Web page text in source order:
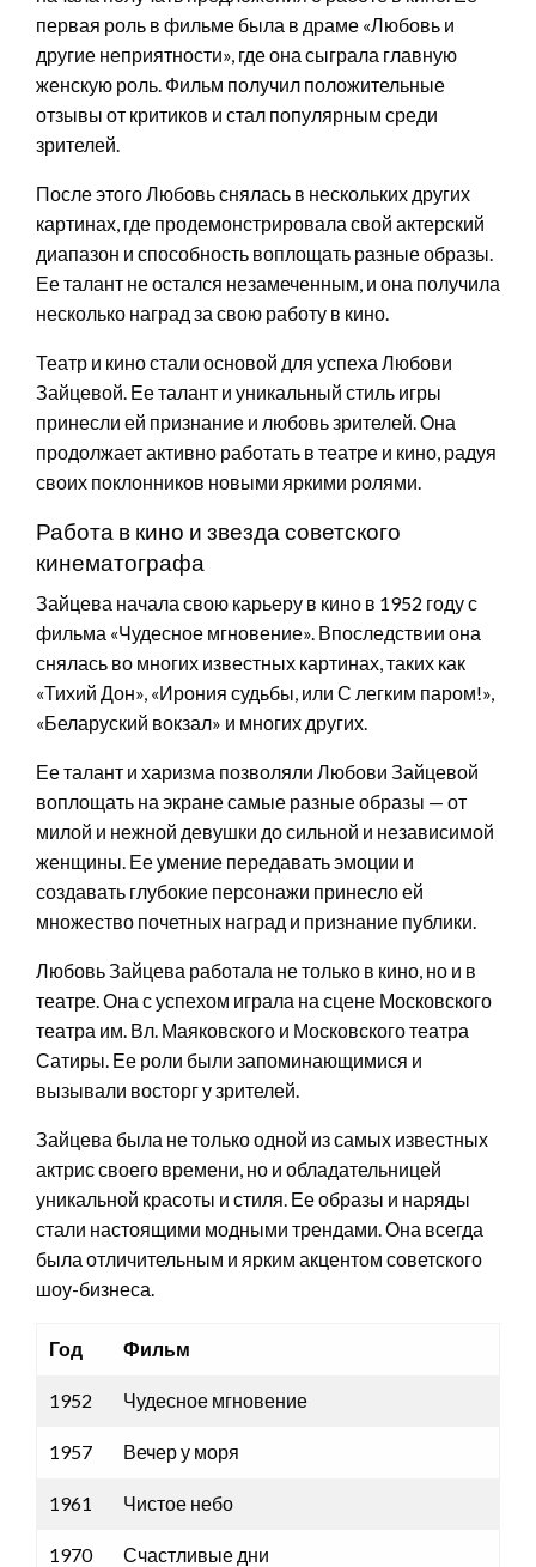
первая роль в фильме была в драме «Любовь и
другие неприятности», где она сыграла главную
женскую роль. Фильм получил положительные
отзывы от критиков и стал популярным среди
зрителей.
После этого Любовь снялась в нескольких других
картинах, где продемонстрировала свой актерский
диапазон и способность воплощать разные образы.
Ее талант не остался незамеченным, и она получила
несколько наград за свою работу в кино.
Театр и кино стали основой для успеха Любови
Зайцевой. Ее талант и уникальный стиль игры
принесли ей признание и любовь зрителей. Она
продолжает активно работать в театре и кино, радуя
своих поклонников новыми яркими ролями.
Работа в кино и звезда советского
кинематографа
Зайцева начала свою карьеру в кино в 1952 году с
фильма «Чудесное мгновение». Впоследствии она
снялась во многих известных картинах, таких как
«Тихий Дон», «Ирония судьбы, или С легким паром!»,
«Беларуский вокзал» и многих других.
Ее талант и харизма позволяли Любови Зайцевой
воплощать на экране самые разные образы — от
милой и нежной девушки до сильной и независимой
женщины. Ее умение передавать эмоции и
создавать глубокие персонажи принесло ей
множество почетных наград и признание публики.
Любовь Зайцева работала не только в кино, но и в
театре. Она с успехом играла на сцене Московского
театра им. Вл. Маяковского и Московского театра
Сатиры. Ее роли были запоминающимися и
вызывали восторг у зрителей.
Зайцева была не только одной из самых известных
актрис своего времени, но и обладательницей
уникальной красоты и стиля. Ее образы и наряды
стали настоящими модными трендами. Она всегда
была отличительным и ярким акцентом советского
шоу-бизнеса.
Год Фильм
1952 Чудесное мгновение
1957 Вечер у моря
1961 Чистое небо
1970 Счастливые дни